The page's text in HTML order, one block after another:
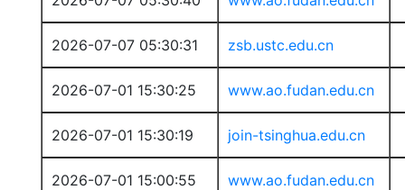
2026-07-07 05:30:31 zsb.ustc.edu.cn
2026-07-01 15:30:25 www.ao.fudan.edu.cn
2026-07-01 15:30:19 join-tsinghua.edu.cn
2026-07-01 15:00:55 www.ao.fudan.edu.cn